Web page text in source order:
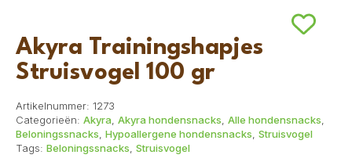
Akyra Trainingshapjes
Struisvogel 100 gr
Artikelnummer: 1273
Categorieën: Akyra, Akyra hondensnacks, Alle hondensnacks,
Beloningssnacks, Hypoallergene hondensnacks, Struisvogel
Tags: Beloningssnacks, Struisvogel